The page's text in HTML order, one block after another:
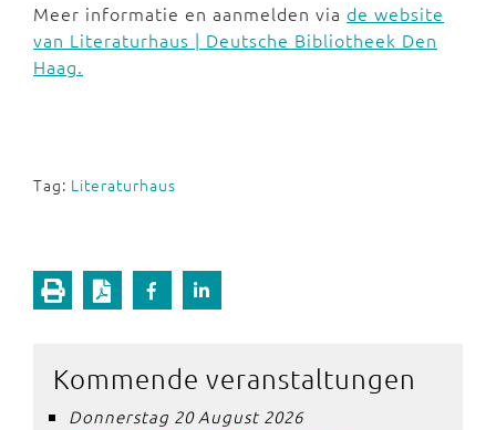
Meer informatie en aanmelden via de website
van Literaturhaus | Deutsche Bibliotheek Den
Haag.
Tag: Literaturhaus
Kommende veranstaltungen
Donnerstag 20 August 2026